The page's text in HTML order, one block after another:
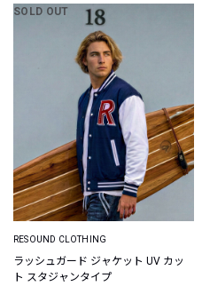
SOLD OUT
RESOUND CLOTHING
ラッシュガード ジャケット UV カッ
ト スタジャンタイプ